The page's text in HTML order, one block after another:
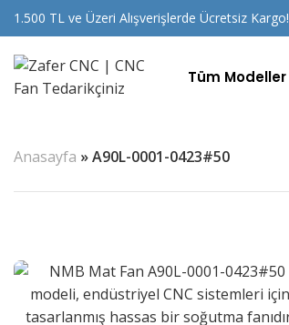
1.500 TL ve Üzeri Alışverişlerde Ücretsiz Kargo!
Tüm Modeller
Anasayfa »A90L-0001-0423#50